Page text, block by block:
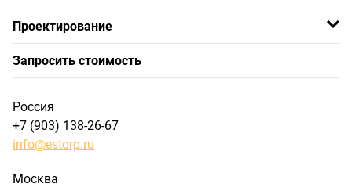
Проектирование
Запросить стоимость
Россия
+7 (903) 138-26-67
info@estorp.ru
Москва